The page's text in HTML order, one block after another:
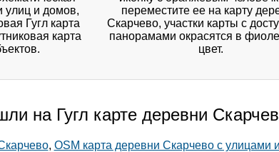
улиц и домов,
Гугл карта
карта
переместите ее на карту
Скарчево, участки карты с
панорамами окрасятся в
цвет.
на Гугл карте деревни
, OSM карта деревни Скарчево с улицами